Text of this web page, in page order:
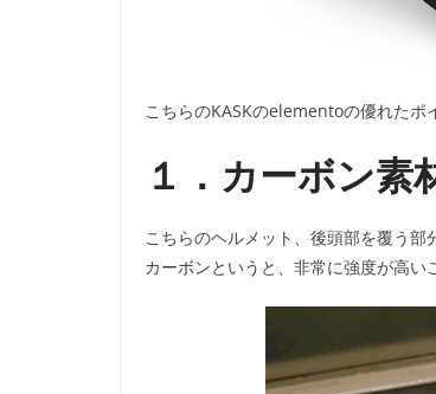
こちらのKASKのelementoの優れたポ
１．カーボン
こちらのヘルメット、後頭部を覆う部
カーボンというと、非常に強度が高い